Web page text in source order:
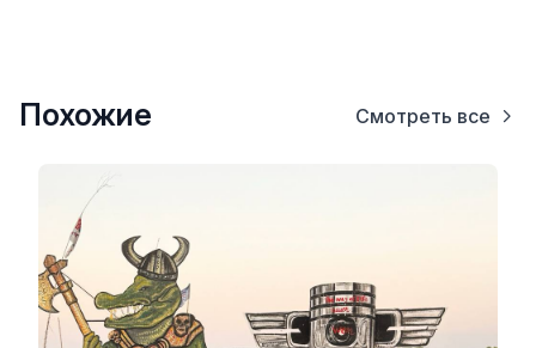
Похожие Смотреть все